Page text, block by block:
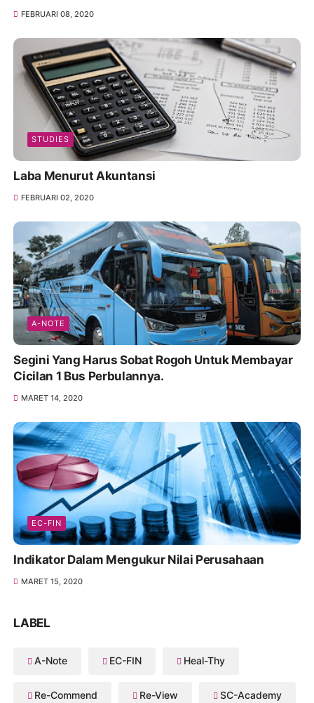
FEBRUARI 08, 2020
STUDIES
Laba Menurut Akuntansi
FEBRUARI 02, 2020
A-NOTE
Segini Yang Harus Sobat Rogoh Untuk Membayar
Cicilan 1 Bus Perbulannya.
MARET 14, 2020
EC-FIN
Indikator Dalam Mengukur Nilai Perusahaan
MARET 15, 2020
LABEL
A-Note EC-FIN Heal-Thy
Re-Commend Re-View SC-Academy